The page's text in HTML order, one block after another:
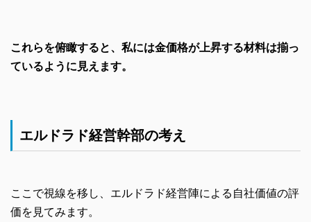
これらを俯瞰すると、私には金価格が上昇する材料は揃っ
ているように見えます。
エルドラド経営幹部の考え
ここで視線を移し、エルドラド経営陣による自社価値の評
価を見てみます。